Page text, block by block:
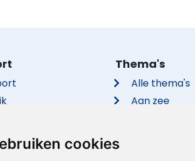
cookies
Thema's
Alle thema's
Aan zee